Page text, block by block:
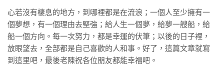
心若沒有棲息的地方，到哪裡都是在流浪；一個人至少擁有一
個夢想，有一個理由去堅強；給人生一個夢，給夢一艘船，給
船一個方向。每一次努力，都是幸運的伏筆；以後的日子裡，
放眼望去，全部都是自己喜歡的人和事。好了，這篇文章就寫
到這里吧，最後老陳祝各位朋友都能幸福吧。